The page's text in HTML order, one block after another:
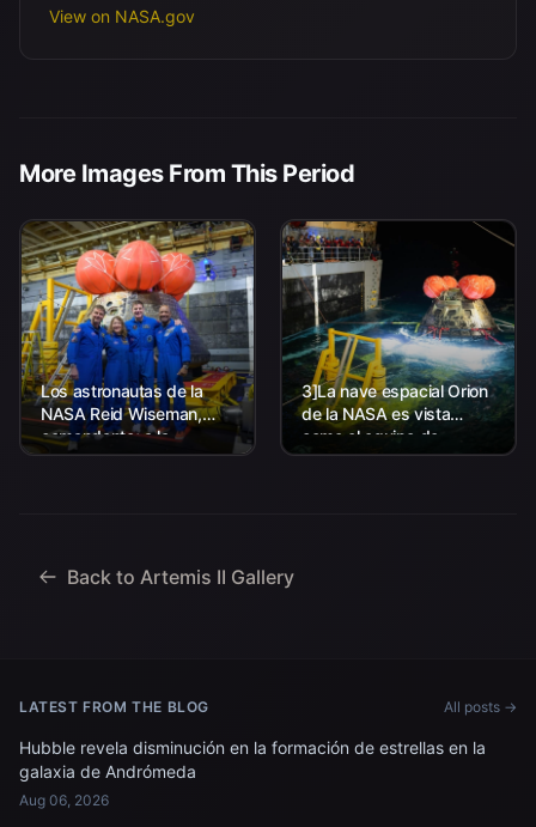
View on NASA.gov
More Images From This Period
Los astronautas de la
NASA Reid Wiseman,
comandante; a la
izquierda, Christina Koch,
Hansen, especialista en
3]La nave espacial Orion
de la NASA es vista
como el equipo de
Aterrizaje y Recuperación
Back to Artemis II Gallery
LATEST FROM THE BLOG All posts →
Hubble revela disminución en la formación de estrellas en la
galaxia de Andrómeda
Aug 06, 2026